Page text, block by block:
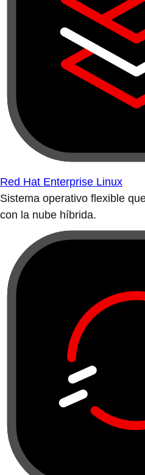
Red Hat Enterprise Linux
Sistema operativo flexible
con la nube híbrida.